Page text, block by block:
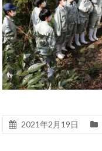
2021年2月19日